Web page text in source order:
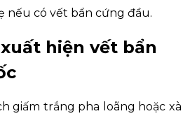
nếu có vết bẩn cứng đầu.
hiện vết bẩn
giấm trắng pha loãng hoặc xà